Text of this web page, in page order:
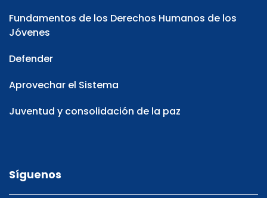
Fundamentos de los Derechos Humanos de los
Jóvenes
Defender
Aprovechar el Sistema
Juventud y consolidación de la paz
Síguenos